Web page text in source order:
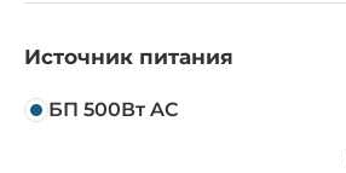
Источник питания
БП 500Вт AC